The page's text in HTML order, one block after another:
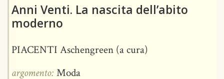
Anni Venti. La nascita dell’abito
moderno
PIACENTI Aschengreen (a cura)
argomento: Moda